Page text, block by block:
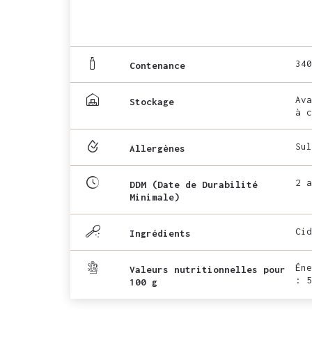
Contenance
Stockage
à
Allergènes
DDM (Date de Durabilité
Minimale)
2
Ingrédients
Valeurs nutritionnelles pour
100 g
: